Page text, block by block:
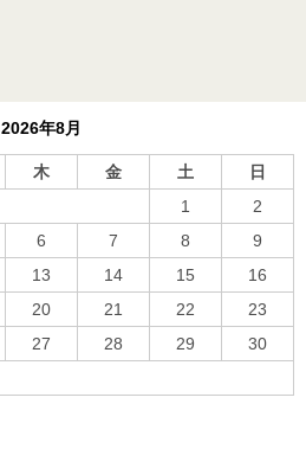
2026年8月
木 金 土
日
1
2
6 7 8
9
13 14 15
16
20 21 22
23
27 28 29
30